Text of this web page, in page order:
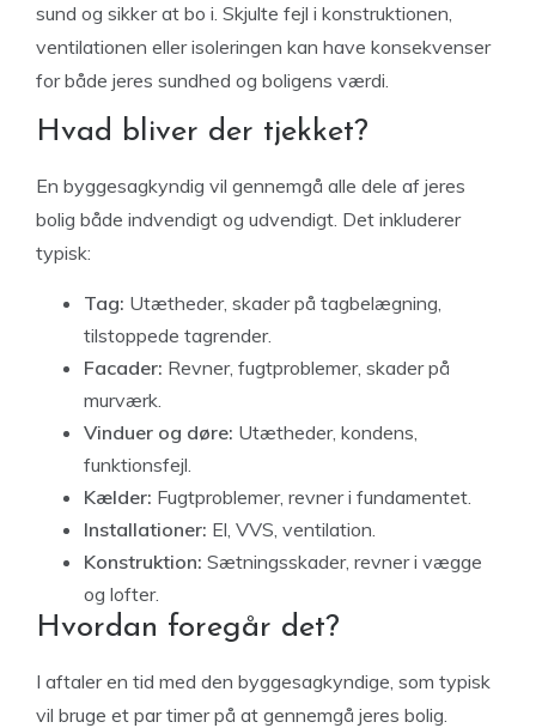
sund og sikker at bo i. Skjulte fejl i konstruktionen,
ventilationen eller isoleringen kan have konsekvenser
for både jeres sundhed og boligens værdi.
Hvad bliver der tjekket?
En byggesagkyndig vil gennemgå alle dele af jeres
bolig både indvendigt og udvendigt. Det inkluderer
typisk:
Tag: Utætheder, skader på tagbelægning,
tilstoppede tagrender.
Facader: Revner, fugtproblemer, skader på
murværk.
Vinduer og døre: Utætheder, kondens,
funktionsfejl.
Kælder: Fugtproblemer, revner i fundamentet.
Installationer: El, VVS, ventilation.
Konstruktion: Sætningsskader, revner i vægge
og lofter.
Hvordan foregår det?
I aftaler en tid med den byggesagkyndige, som typisk
vil bruge et par timer på at gennemgå jeres bolig.